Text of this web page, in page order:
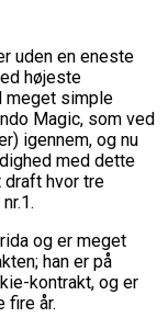
Skifter Til
Stjernespiller
Stortalent
I Debut I Youth
Og
League-
uden en eneste
højeste
meget simple
Magic, som ved
igennem, og nu
med dette
draft hvor tre
og er meget
han er på
kontrakt, og er
fire år.